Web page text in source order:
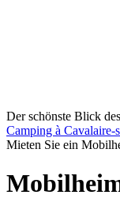
Der schönste Blick
Camping à Cavalaire-
Mieten Sie ein